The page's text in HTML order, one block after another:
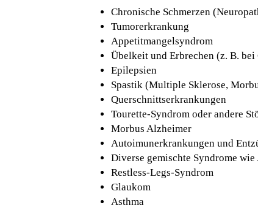
Chronische Schmerzen
Tumorerkrankung
Appetitmangelsyndrom
Übelkeit und Erbrechen (z. B.
Epilepsien
Spastik (Multiple Sklerose,
Querschnittserkrankungen
Tourette-Syndrom oder andere
Morbus Alzheimer
Autoimunerkrankungen und
Diverse gemischte Syndrome
Restless-Legs-Syndrom
Glaukom
Asthma